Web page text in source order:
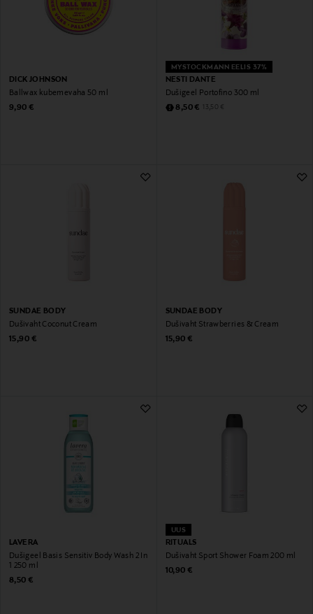
DICK JOHNSON
Ballwax kubemevaha 50 ml
Original Price
9,90 €
MYSTOCKMANN EELIS 37%
NESTI DANTE
Dušigeel Portofino 300 ml
Discounted Price
8,50 € Original Price
13,50 €
SUNDAE BODY
Dušivaht Coconut Cream
Original Price
15,90 €
SUNDAE BODY
Dušivaht Strawberries & Cream
Original Price
15,90 €
LAVERA
Dušigeel Basis Sensitiv Body Wash 2 In
1 250 ml
Original Price
8,50 €
UUS
RITUALS
Dušivaht Sport Shower Foam 200 ml
Original Price
10,90 €